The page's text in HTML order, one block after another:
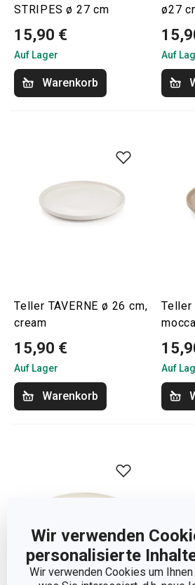
Wir verwenden
personalisierte
Wir verwenden Cookies um
STRIPES ø 27 cm
15,90 €
Auf Lager
Warenkorb
ø27
Auf
Teller TAVERNE ø 26 cm,
cream
15,90 €
Auf Lager
Warenkorb
Teller
mocca
Auf